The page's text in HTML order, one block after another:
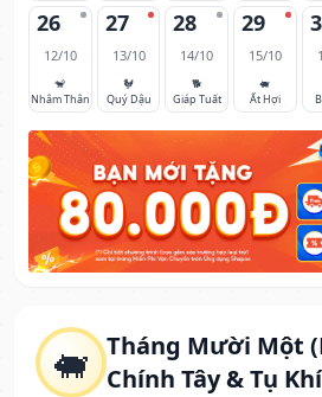
🐖 Tháng Mười Một
Chính Tây & Tụ Khí
26
12/10
🐒
Nhâm Thân
27
13/10
🐓
Quý Dậu
28
14/10
🐕
Giáp Tuất
29
15/10
🐖
Ất Hợi